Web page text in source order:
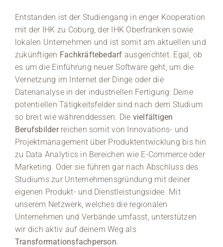
Entstanden ist der Studiengang in enger Kooperation
mit der IHK zu Coburg, der IHK Oberfranken sowie
lokalen Unternehmen und ist somit am aktuellen und
zukünftigen Fachkräftebedarf ausgerichtet. Egal, ob
es um die Einführung neuer Software geht, um die
Vernetzung im Internet der Dinge oder die
Datenanalyse in der industriellen Fertigung: Deine
potentiellen Tätigkeitsfelder sind nach dem Studium
so breit wie währenddessen. Die vielfältigen
Berufsbilderreichen somit von Innovations- und
Projektmanagement über Produktentwicklung bis hin
zu Data Analytics in Bereichen wie E-Commerce oder
Marketing. Oder sie führen gar nach Abschluss des
Studiums zur Unternehmensgründung mit deiner
eigenen Produkt- und Dienstleistungsidee. Mit
unserem Netzwerk, welches die regionalen
Unternehmen und Verbände umfasst, unterstützen
wir dich aktiv auf deinem Weg als
Transformationsfachperson.